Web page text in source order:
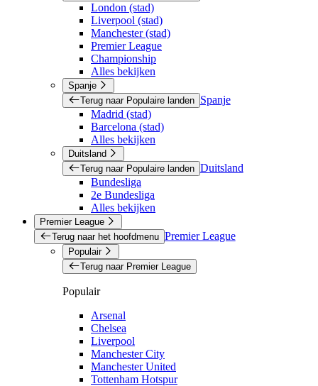
London (stad)
Liverpool (stad)
Manchester (stad)
Premier League
Championship
Alles bekijken
Spanje
Terug naar Populaire landen
Spanje
Madrid (stad)
Barcelona (stad)
Alles bekijken
Duitsland
Terug naar Populaire landen Duitsland
Bundesliga
2e Bundesliga
Alles bekijken
Premier League
Terug naar het hoofdmenu Premier League
Populair
Terug naar Premier League
Populair
Arsenal
Chelsea
Liverpool
Manchester City
Manchester United
Tottenham Hotspur